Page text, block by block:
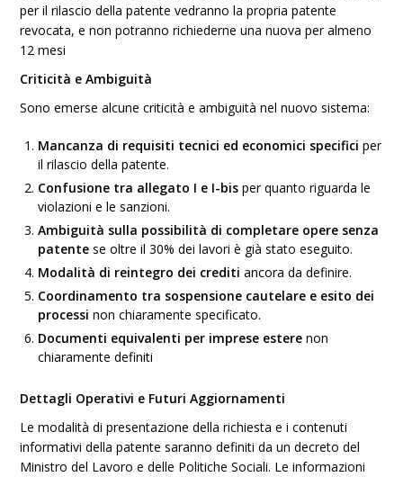
per il rilascio della patente vedranno la propria patente
revocata, e non potranno richiederne una nuova per almeno
12 mesi​
Criticità e Ambiguità
Sono emerse alcune criticità e ambiguità nel nuovo sistema:
Mancanza di requisiti tecnici ed economici specifici per
il rilascio della patente.
Confusione tra allegato I e I-bis per quanto riguarda le
violazioni e le sanzioni.
Ambiguità sulla possibilità di completare opere senza
patente se oltre il 30% dei lavori è già stato eseguito.
Modalità di reintegro dei crediti ancora da definire.
Coordinamento tra sospensione cautelare e esito dei
processi non chiaramente specificato.
Documenti equivalenti per imprese estere non
chiaramente definiti
Dettagli Operativi e Futuri Aggiornamenti
Le modalità di presentazione della richiesta e i contenuti
informativi della patente saranno definiti da un decreto del
Ministro del Lavoro e delle Politiche Sociali. Le informazioni